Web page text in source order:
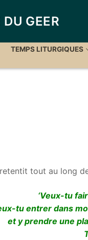
GEER
TEMPS LITURGIQUES
tout au long
‘Veux-tu
tu entrer dans
et y prendre une